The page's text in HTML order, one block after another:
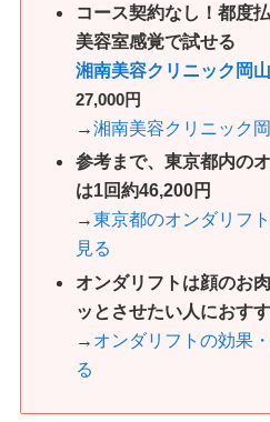
コース契約なし！都度
美容室感覚で試せる
湘南美容クリニック岡
27,000円
→湘南美容クリニック
参考まで、東京都内の
は1回約46,200円
→東京都のオンダリフ
見る
オンダリフトは顔のお
ッとさせたい人におす
→ オンダリフトの効果
る